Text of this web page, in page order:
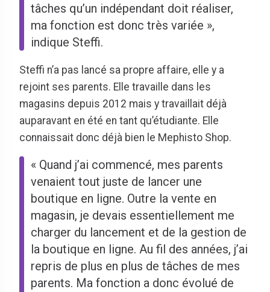
tâches qu’un indépendant doit réaliser,
ma fonction est donc très variée »,
indique Steffi.
Steffi n’a pas lancé sa propre affaire, elle y a
rejoint ses parents. Elle travaille dans les
magasins depuis 2012 mais y travaillait déjà
auparavant en été en tant qu’étudiante. Elle
connaissait donc déjà bien le Mephisto Shop.
« Quand j’ai commencé, mes parents
venaient tout juste de lancer une
boutique en ligne. Outre la vente en
magasin, je devais essentiellement me
charger du lancement et de la gestion de
la boutique en ligne. Au fil des années, j’ai
repris de plus en plus de tâches de mes
parents. Ma fonction a donc évolué de